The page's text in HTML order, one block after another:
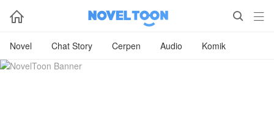
  
Novel Chat Story Cerpen Audio Komik